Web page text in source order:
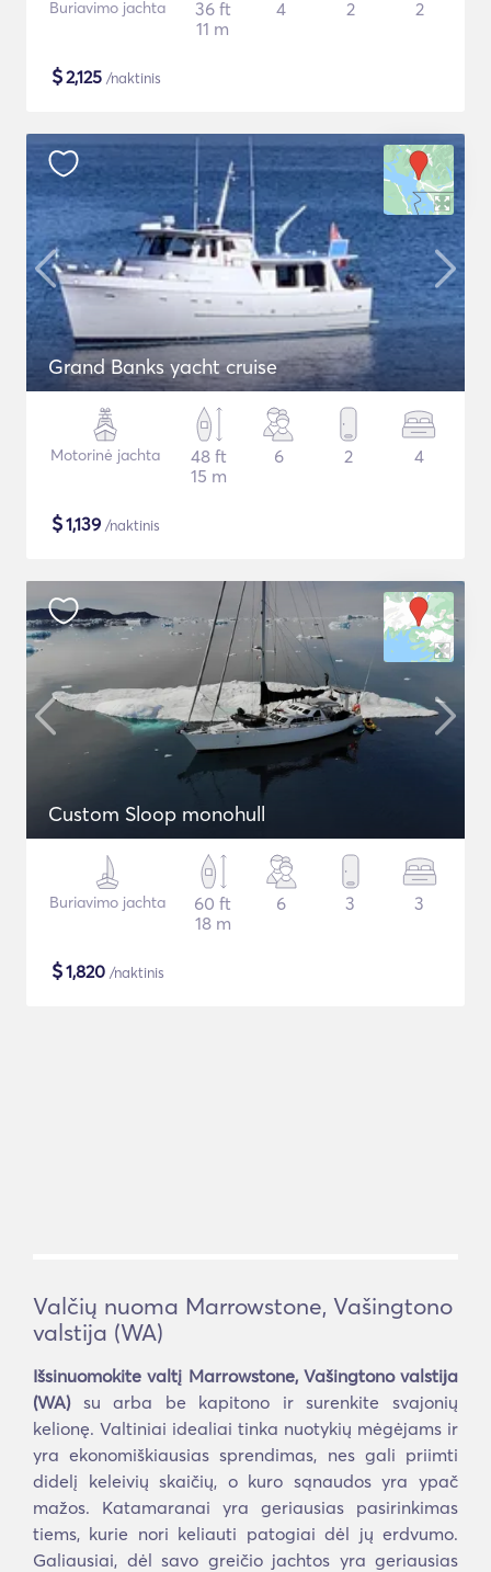
Buriavimo jachta
36 ft
11 m
4 2 2
$2,125 /naktinis
Grand Banks yacht cruise
Motorinė jachta
48 ft
15 m
6 2 4
$1,139 /naktinis
Custom Sloop monohull
Buriavimo jachta
60 ft
18 m
6 3 3
$1,820 /naktinis
Valčių nuoma Marrowstone, Vašingtono
valstija (WA)
Išsinuomokite valtį Marrowstone, Vašingtono valstija
(WA)su arba be kapitono ir surenkite svajonių
kelionę. Valtiniai idealiai tinka nuotykių mėgėjams ir
yra ekonomiškiausias sprendimas, nes gali priimti
didelį keleivių skaičių, o kuro sąnaudos yra ypač
mažos. Katamaranai yra geriausias pasirinkimas
tiems, kurie nori keliauti patogiai dėl jų erdvumo.
Galiausiai, dėl savo greičio jachtos yra geriausias